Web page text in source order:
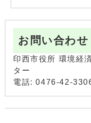
お問い合わせ
印西市役所 環境経
ター
電話: 0476-42-